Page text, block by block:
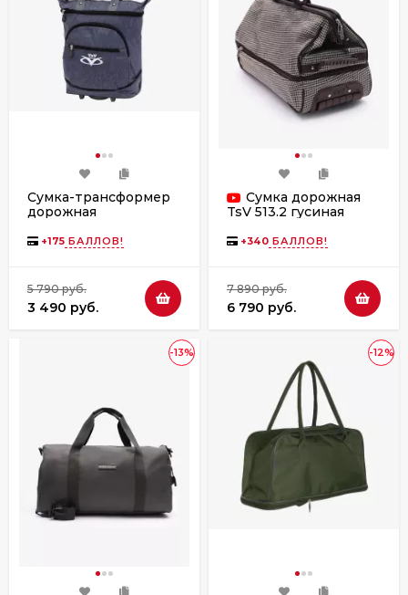
Сумка-трансформер
дорожная
колёсах TsV 526.22
+175 БАЛЛОВ!
5 790 руб.
3 490 руб.
Сумка дорожная
TsV 513.2 гусиная
+340 БАЛЛОВ!
7 890 руб.
6 790 руб.
-13% -12%